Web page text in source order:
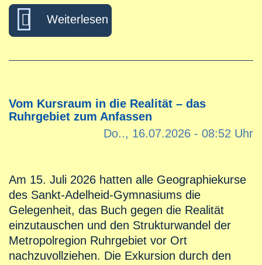
Weiterlesen
Vom Kursraum in die Realität – das
Ruhrgebiet zum Anfassen
Do.., 16.07.2026 - 08:52 Uhr
Am 15. Juli 2026 hatten alle Geographiekurse
des Sankt-Adelheid-Gymnasiums die
Gelegenheit, das Buch gegen die Realität
einzutauschen und den Strukturwandel der
Metropolregion Ruhrgebiet vor Ort
nachzuvollziehen. Die Exkursion durch den